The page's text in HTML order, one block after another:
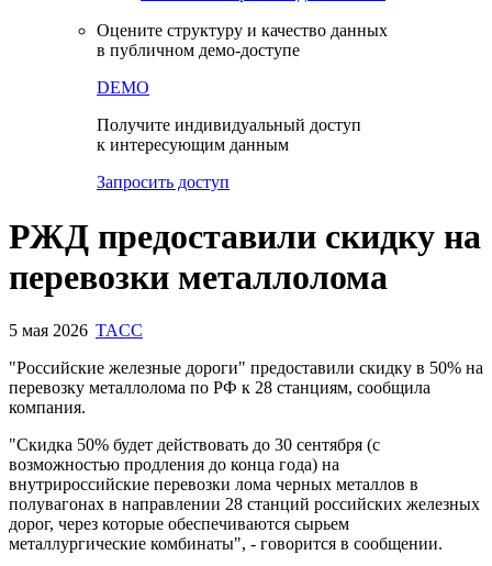
Готовые модули интеграции
Документация
в публичном демо-доступе
Запросить доступ
перевозки металлолома
5 мая 2026
"Российские железные дороги" предоставили скидку в 50% на
перевозку металлолома по РФ к 28 станциям, сообщила
компания.
"Скидка 50% будет действовать до 30 сентября (с
возможностью продления до конца года) на